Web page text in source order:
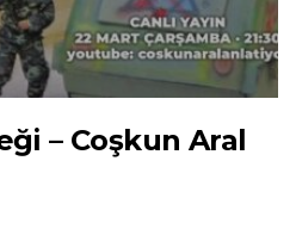
– Coşkun Aral